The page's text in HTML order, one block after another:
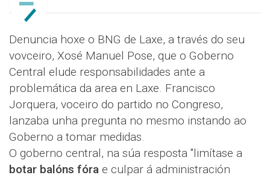
Denuncia hoxe o BNG de Laxe, a través do seu
vovceiro, Xosé Manuel Pose, que o Goberno
Central elude responsabilidades ante a
problemática da area en Laxe. Francisco
Jorquera, voceiro do partido no Congreso,
lanzaba unha pregunta no mesmo instando ao
Goberno a tomar medidas.
O goberno central, na súa resposta "limítase a
botar balóns fóra e culpar á administración